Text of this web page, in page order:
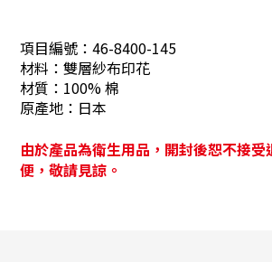
項目編號： 46-8400-145
材料： 雙層紗布印花
材質： 100% 棉
原產地： 日本
由於產品為衛生用品，開封後恕不接
便，敬請見諒。